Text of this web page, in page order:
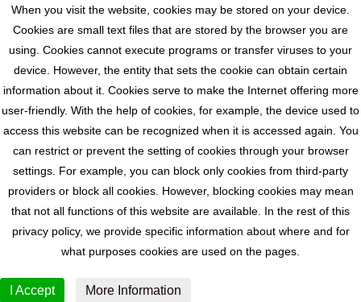
When you visit the website, cookies may be stored on your device.
Cookies are small text files that are stored by the browser you are
using. Cookies cannot execute programs or transfer viruses to your
device. However, the entity that sets the cookie can obtain certain
information about it. Cookies serve to make the Internet offering more
user-friendly. With the help of cookies, for example, the device used to
access this website can be recognized when it is accessed again. You
can restrict or prevent the setting of cookies through your browser
settings. For example, you can block only cookies from third-party
providers or block all cookies. However, blocking cookies may mean
that not all functions of this website are available. In the rest of this
privacy policy, we provide specific information about where and for
what purposes cookies are used on the pages.
I Accept More Information